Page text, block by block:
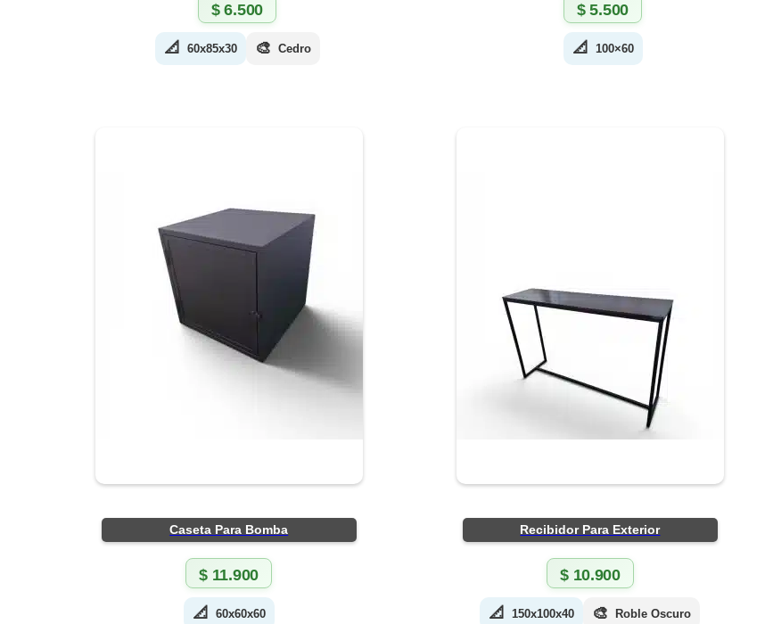
$6.500
📐 60x85x30 🎨 Cedro
$5.500
📐 100×60
Caseta Para Bomba
$ 11.900
📐 60x60x60
Recibidor Para Exterior
$10.900
📐 150x100x40 🎨 Roble Oscuro